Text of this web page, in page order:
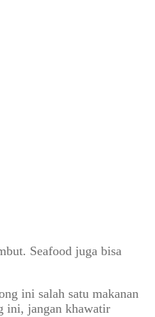
Seafood juga bisa
ini salah satu makanan
ini, jangan khawatir